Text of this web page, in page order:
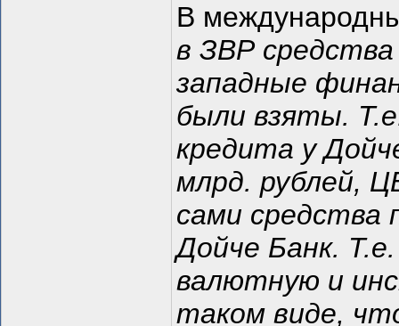
В
в ЗВР
западные
были взяты.
кредита у
млрд. рублей,
сами средства
Дойче Банк.
валютную и
таком виде,